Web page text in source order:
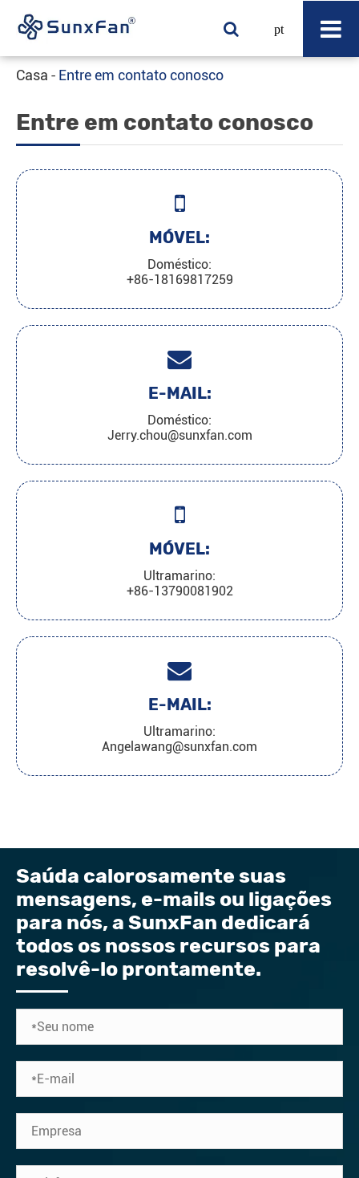
pt
Casa Entre em contato conosco
Entre em contato conosco
MÓVEL:
Doméstico:
+86-18169817259
E-MAIL:
Doméstico:
Jerry.chou@sunxfan.com
MÓVEL:
Ultramarino:
+86-13790081902
E-MAIL:
Ultramarino:
Angelawang@sunxfan.com
Saúda calorosamente suas
mensagens, e-mails ou ligações
para nós, a SunxFan dedicará
todos os nossos recursos para
resolvê-lo prontamente.